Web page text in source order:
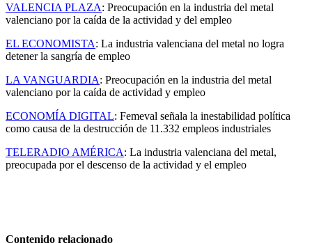
VALENCIA PLAZA: Preocupación en la industria del metal
valenciano por la caída de la actividad y del empleo
EL ECONOMISTA: La industria valenciana del metal no logra
detener la sangría de empleo
LA VANGUARDIA: Preocupación en la industria del metal
valenciano por la caída de actividad y empleo
ECONOMÍA DIGITAL: Femeval señala la inestabilidad política
como causa de la destrucción de 11.332 empleos industriales
TELERADIO AMÉRICA: La industria valenciana del metal,
preocupada por el descenso de la actividad y el empleo
Contenido relacionado